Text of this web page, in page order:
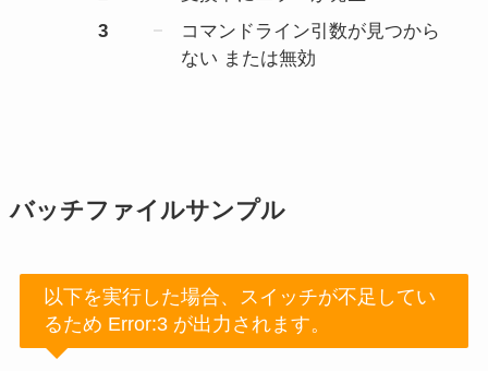
3
コマンドライン引数が見つから
ない または無効
バッチファイルサンプル
以下を実行した場合、スイッチが不足してい
るため Error:3 が出力されます。